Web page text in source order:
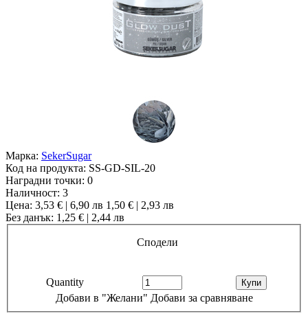
Марка: SekerSugar
Код на продукта: SS-GD-SIL-20
Наградни точки: 0
Наличност: 3
Цена: 3,53 € | 6,90 лв 1,50 € | 2,93 лв
Без данък: 1,25 € | 2,44 лв
Сподели
Quantity
Добави в "Желани" Добави за сравняване